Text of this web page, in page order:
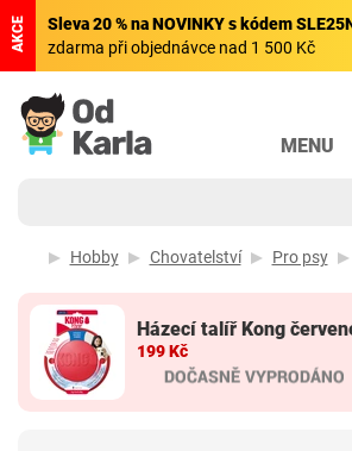
AKCE Sleva 20 % na NOVINKY s kódem
zdarma při objednávce nad 1 500 Kč
MENU
Hobby Chovatelství Pro psy
Házecí talíř Kong
199 Kč